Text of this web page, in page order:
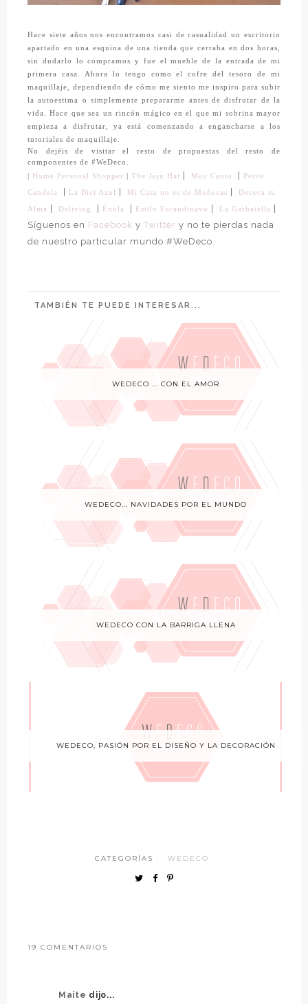
Hace siete años nos encontramos casi de casualidad un escritorio
apartado en una esquina de una tienda que cerraba en dos horas,
sin dudarlo lo compramos y fue el mueble de la entrada de mi
primera casa. Ahora lo tengo como el cofre del tesoro de mi
maquillaje, dependiendo de cómo me siento me inspiro para subir
la autoestima o simplemente prepararme antes de disfrutar de la
vida. Hace que sea un rincón mágico en el que mi sobrina mayor
empieza a disfrutar, ya está comenzando a engancharse a los
tutoriales de maquillaje.
No dejéis de visitar el resto de propuestas del resto de
componentes de #WeDeco.
Home Personal Shopper The Juju Hat Meu Canto Petite
Candela La Bici Azul Mi Casa no es de Muñecas Decora tu
Alma Deliving Énola Estilo Escandinavo La Garbatella
Síguenos en Facebook y Twitter y no te pierdas nada
de nuestro particular mundo #WeDeco.
TAMBIÉN TE PUEDE INTERESAR...
WEDECO ... CON EL AMOR
WEDECO... NAVIDADES POR EL MUNDO
WEDECO CON LA BARRIGA LLENA
WEDECO, PASIÓN POR EL DISEÑO Y LA DECORACIÓN
CATEGORÍAS · WEDECO
19 COMENTARIOS
Maite dijo...